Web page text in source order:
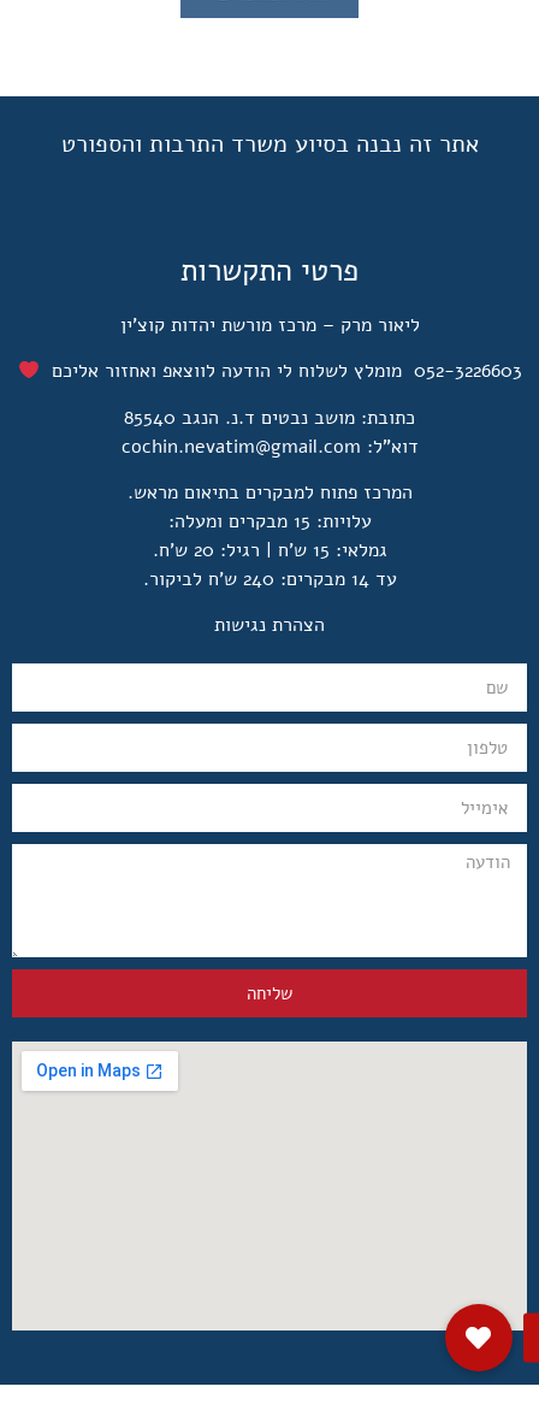
אתר זה נבנה בסיוע משרד התרבות והספורט
פרטי התקשרות
ליאור מרק – מרכז מורשת יהדות קוצ'ין
3226603 מומלץ לשלוח לי הודעה לווצאפ ואחזור אליכם
כתובת: מושב נבטים ד.נ. הנגב 85540
דוא"ל:cochin.nevatim@gmail.com
המרכז פתוח למבקרים בתיאום מראש.
עלויות: 15 מבקרים ומעלה:
גמלאי: 15 ש'ח | רגיל: 20 ש'ח.
עד 14 מבקרים: 240 ש'ח לביקור.
הצהרת נגישות
שליחה